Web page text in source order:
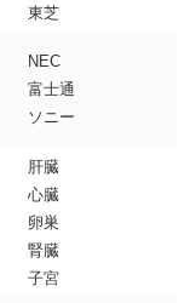
東芝
NEC
富士通
ソニー
肝臓
心臓
卵巣
腎臓
子宮